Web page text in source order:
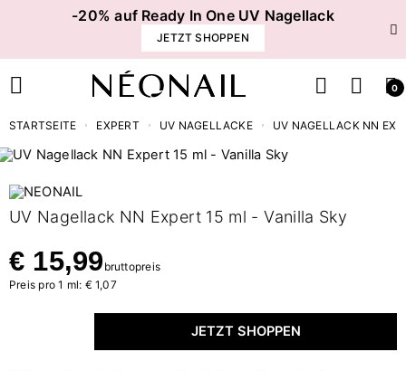
-20% auf Ready In One UV Nagellack
JETZT SHOPPEN
0
STARTSEITE EXPERT UV NAGELLACKE UV NAGELLACK NN
UV Nagellack NN Expert 15 ml - Vanilla Sky
€ 15,99 bruttopreis
Preis pro 1 ml: € 1,07
JETZT SHOPPEN